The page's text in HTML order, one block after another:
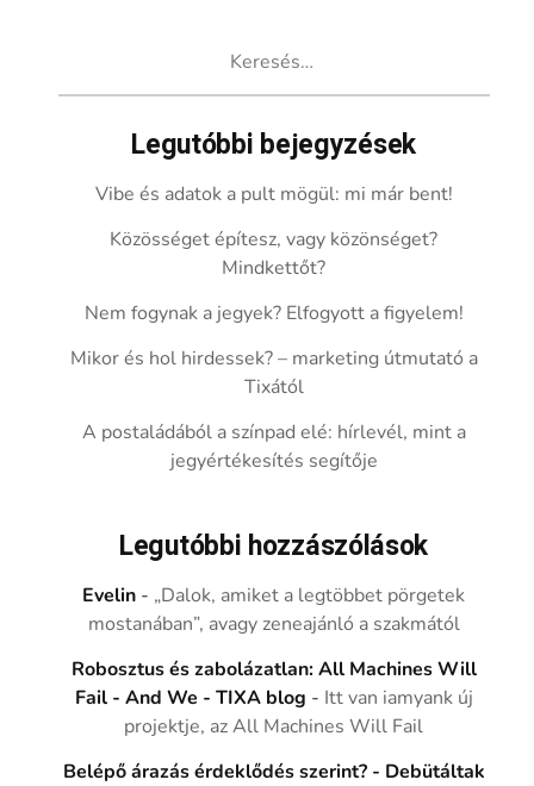
Legutóbbi bejegyzések
Vibe és adatok a pult mögül: mi már bent!
Közösséget építesz, vagy közönséget?
Mindkettőt?
Nem fogynak a jegyek? Elfogyott a figyelem!
Mikor és hol hirdessek? – marketing útmutató a
Tixától
A postaládából a színpad elé: hírlevél, mint a
jegyértékesítés segítője
Legutóbbi hozzászólások
Evelin - „Dalok, amiket a legtöbbet pörgetek
mostanában”, avagy zeneajánló a szakmától
Robosztus és zabolázatlan: All Machines Will
Fail - And We - TIXA blog - Itt van iamyank új
projektje, az All Machines Will Fail
Belépő árazás érdeklődés szerint? - Debütáltak